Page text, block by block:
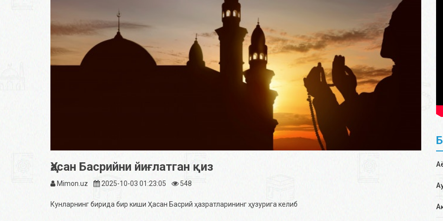
Ҳасан Басрийни йиғлатган қиз
Mimon.uz 2025-10-03 01:23:05 548
Кунларнинг бирида бир киши Ҳасан Басрий ҳазратларининг ҳузурига келиб